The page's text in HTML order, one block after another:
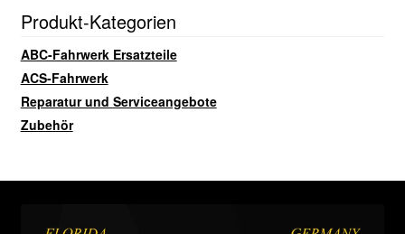
Produkt-Kategorien
ABC-Fahrwerk Ersatzteile
ACS-Fahrwerk
Reparatur und Serviceangebote
Zubehör